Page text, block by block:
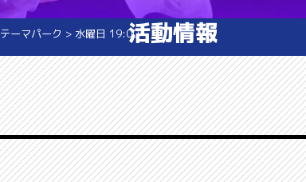
テーマパーク > 水曜日 19:00活動情報